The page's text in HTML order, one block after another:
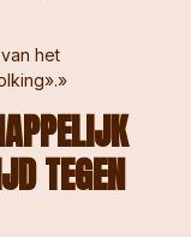
het
TEGEN